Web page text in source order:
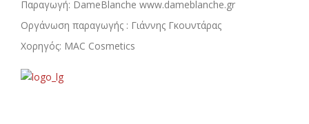
Παραγωγή: DameBlanche www.dameblanche.gr
Οργάνωση παραγωγής : Γιάννης Γκουντάρας
Χορηγός: MAC Cosmetics